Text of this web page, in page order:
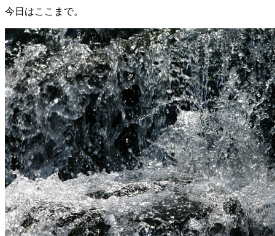
今日はここまで。